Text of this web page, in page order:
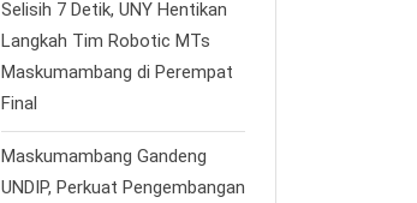
Selisih 7 Detik, UNY Hentikan
Langkah Tim Robotic MTs
Maskumambang di Perempat
Final
Maskumambang Gandeng
UNDIP, Perkuat Pengembangan